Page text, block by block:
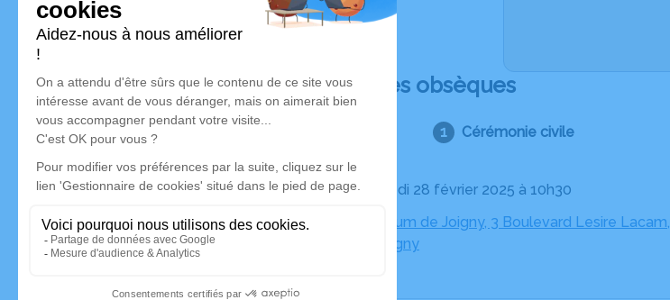
Déroulé des obsèques
Cérémonie civile
Le vendredi 28 février 2025 à 10h30
Crématorium de Joigny, 3 Boulevard Lesire Lacam,
89300 Joigny